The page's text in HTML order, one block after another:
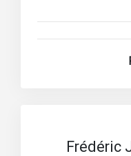
Frédéric